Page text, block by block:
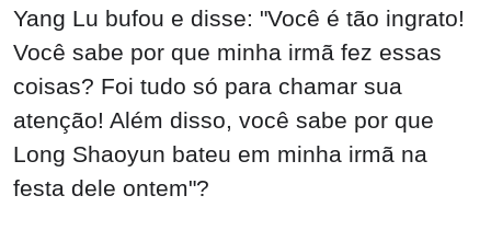
Yang Lu bufou e disse: "Você é tão ingrato!
Você sabe por que minha irmã fez essas
coisas? Foi tudo só para chamar sua
atenção! Além disso, você sabe por que
Long Shaoyun bateu em minha irmã na
festa dele ontem"?